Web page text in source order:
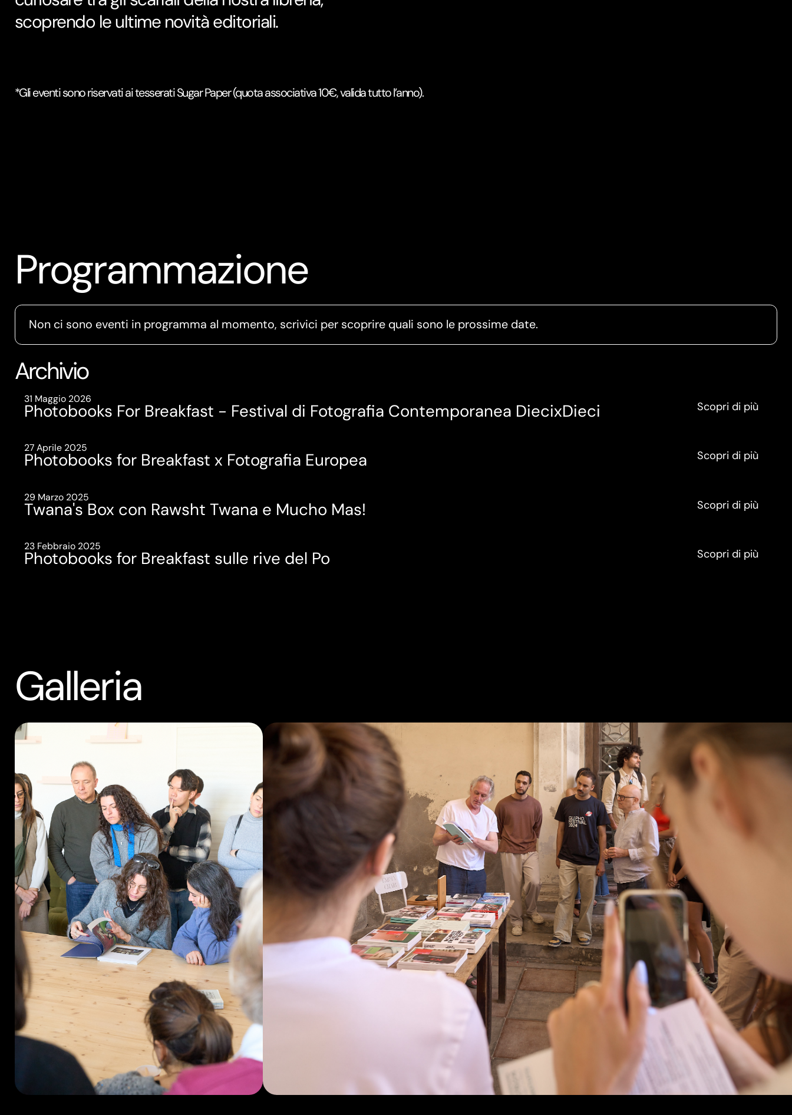
scoprendo le ultime novità editoriali.
*Gli eventi sono riservati ai tesserati Sugar Paper (quota associativa 10€, valida tutto l’anno).
Programmazione
Non ci sono eventi in programma al momento, scrivici per scoprire quali sono le prossime date.
Archivio
31 Maggio 2026
Photobooks For Breakfast - Festival di Fotografia Contemporanea DiecixDieci Scopri di più
27 Aprile 2025
Photobooks for Breakfast x Fotografia Europea Scopri di più
29 Marzo 2025
Twana's Box con Rawsht Twana e Mucho Mas! Scopri di più
23 Febbraio 2025
Photobooks for Breakfast sulle rive del Po Scopri di più
Galleria